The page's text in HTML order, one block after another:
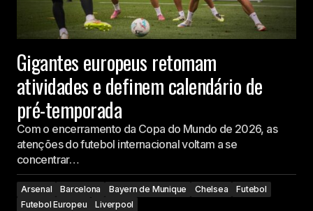
Gigantes europeus retomam
atividades e definem calendário de
pré-temporada
Com o encerramento da Copa do Mundo de 2026, as
atenções do futebol internacional voltam a se
concentrar…
Arsenal Barcelona Bayern de Munique Chelsea
Futebol
Futebol Europeu
Liverpool